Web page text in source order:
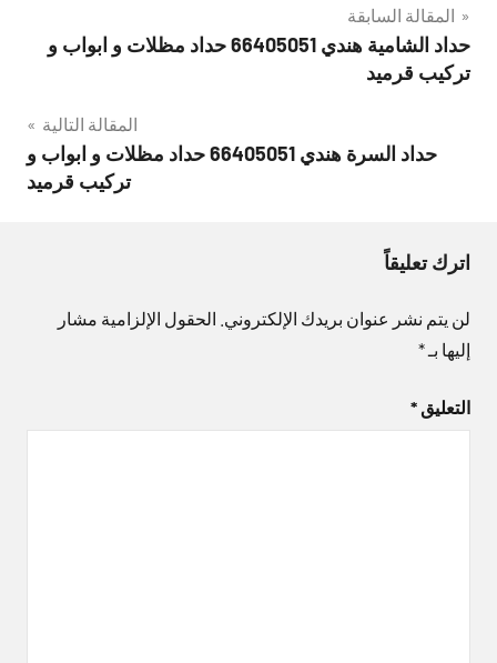
تصفّح
المقالات
المقالة السابقة
حداد الشامية هندي 66405051 حداد مظلات و ابواب و
تركيب قرميد
المقالة التالية
حداد السرة هندي 66405051 حداد مظلات و ابواب و
تركيب قرميد
اترك تعليقاً
لن يتم نشر عنوان بريدك الإلكتروني. الحقول الإلزامية مشار
إليها بـ*
التعليق *